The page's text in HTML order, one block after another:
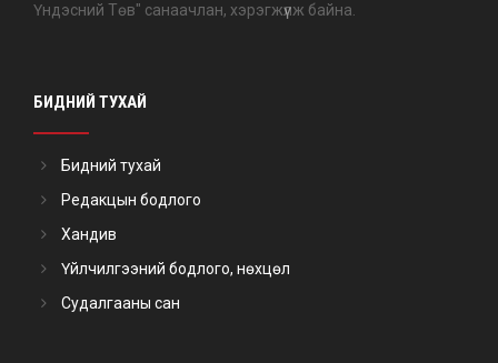
Үндэсний Төв" санаачлан, хэрэгжүүлж байна.
БИДНИЙ ТУХАЙ
Бидний тухай
Редакцын бодлого
Хандив
Үйлчилгээний бодлого, нөхцөл
Судалгааны сан